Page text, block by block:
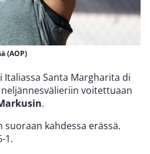
(AOP)
Italiassa Santa Margharita di
voitettuaan
.
kahdessa erässä.
1.